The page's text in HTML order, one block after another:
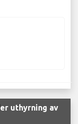
uthyrning av